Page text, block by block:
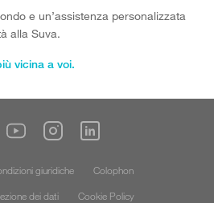
e un’assistenza personalizzata
alla Suva.
vicina a voi.
giuridiche
Colophon
dei dati
Cookie Policy